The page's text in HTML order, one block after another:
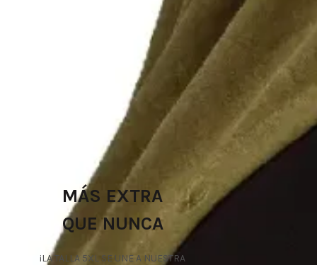
MÁS EXTRA
QUE NUNCA
¡LA TALLA 5XL SE UNE A NUESTRA